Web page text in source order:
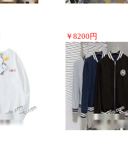
￥ 8200 円